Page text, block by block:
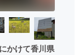
for Social Good
ふるさと納税machi-ya
かけて香川県